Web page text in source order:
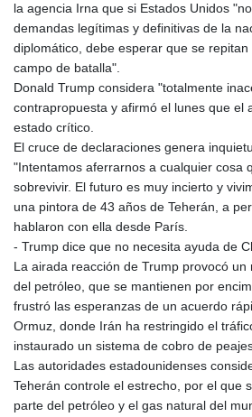
la agencia Irna que si Estados Unidos
demandas legítimas y definitivas de la
diplomático, debe esperar que se
campo de batalla".
Donald Trump considera "totalmente
contrapropuesta y afirmó el lunes que el
estado crítico.
El cruce de declaraciones genera
"Intentamos aferrarnos a cualquier cosa
sobrevivir. El futuro es muy incierto y
una pintora de 43 años de Teherán, a
hablaron con ella desde París.
- Trump dice que no necesita ayuda de
La airada reacción de Trump provocó
del petróleo, que se mantienen por
frustró las esperanzas de un acuerdo
Ormuz, donde Irán ha restringido el
instaurado un sistema de cobro de
Las autoridades estadounidenses
Teherán controle el estrecho, por el que
parte del petróleo y el gas natural del